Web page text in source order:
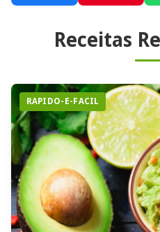
Receitas
RAPIDO-E-FACIL